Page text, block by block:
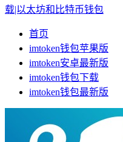
首页
imtoken钱包苹果版
imtoken安卓最新版
imtoken钱包下载
imtoken钱包最新版